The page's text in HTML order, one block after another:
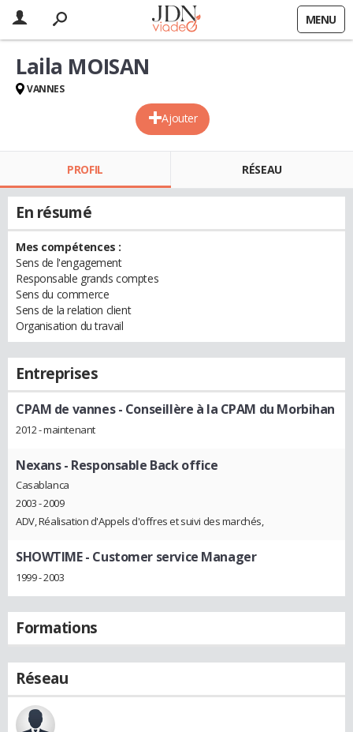
MENU
Ajouter
Laila MOISAN
VANNES
PROFIL RÉSEAU
En résumé
Mes compétences :
Sens de l'engagement
Responsable grands comptes
Sens du commerce
Sens de la relation client
Organisation du travail
Entreprises
CPAM de vannes- Conseillère à la CPAM du Morbihan
2012 - maintenant
Nexans- Responsable Back office
Casablanca
2003 - 2009
ADV, Réalisation d'Appels d'offres et suivi des marchés,
SHOWTIME- Customer service Manager
1999 - 2003
Formations
Réseau